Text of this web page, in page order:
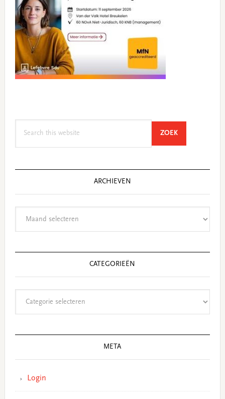
ZOEKSEARCH
ARCHIEVEN
CATEGORIEËN
META
Login